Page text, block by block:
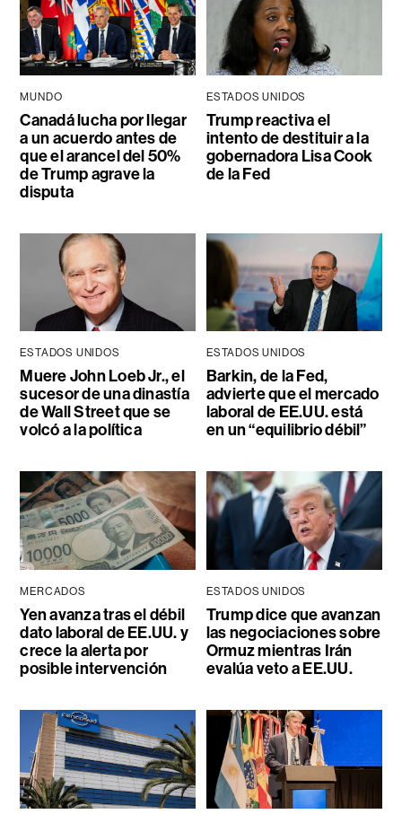
MUNDO
Canadá lucha por llegar
a un acuerdo antes de
que el arancel del 50%
de Trump agrave la
disputa
ESTADOS UNIDOS
Trump reactiva el
intento de destituir a la
gobernadora Lisa Cook
de la Fed
ESTADOS UNIDOS
Muere John Loeb Jr., el
sucesor de una dinastía
de Wall Street que se
volcó a la política
ESTADOS UNIDOS
Barkin, de la Fed,
advierte que el mercado
laboral de EE.UU. está
en un “equilibrio débil”
MERCADOS
Yen avanza tras el débil
dato laboral de EE.UU. y
crece la alerta por
posible intervención
ESTADOS UNIDOS
Trump dice que avanzan
las negociaciones sobre
Ormuz mientras Irán
evalúa veto a EE.UU.